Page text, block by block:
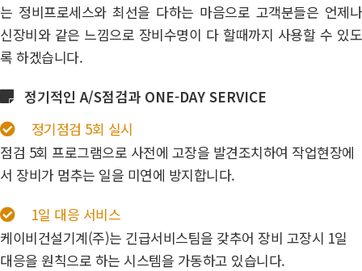
는 정비프로세스와 최선을 다하는 마음으로 고객분들은 언제나
신장비와 같은 느낌으로 장비수명이 다 할때까지 사용할 수 있도
록 하겠습니다.
정기적인 A/S점검과 ONE-DAY SERVICE
정기점검 5회 실시
점검 5회 프로그램으로 사전에 고장을 발견조치하여 작업현장에
서 장비가 멈추는 일을 미연에 방지합니다.
1일 대응 서비스
케이비건설기계(주)는 긴급서비스팀을 갖추어 장비 고장시 1일
대응을 원칙으로 하는 시스템을 가동하고 있습니다.